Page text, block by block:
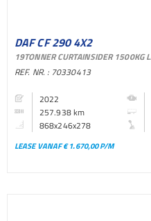
DAF CF 290 4X2
SCHUIFZEILEN BAKWAGEN
REF. NR. : 70330413
2022
257.938 km
868x246x278
LEASE VANAF € 1.670,00 P/M